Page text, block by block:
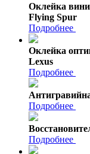
Оклейка
Flying Spur
Подробнее
Оклейка
Lexus
Подробнее
Подробнее
Подробнее